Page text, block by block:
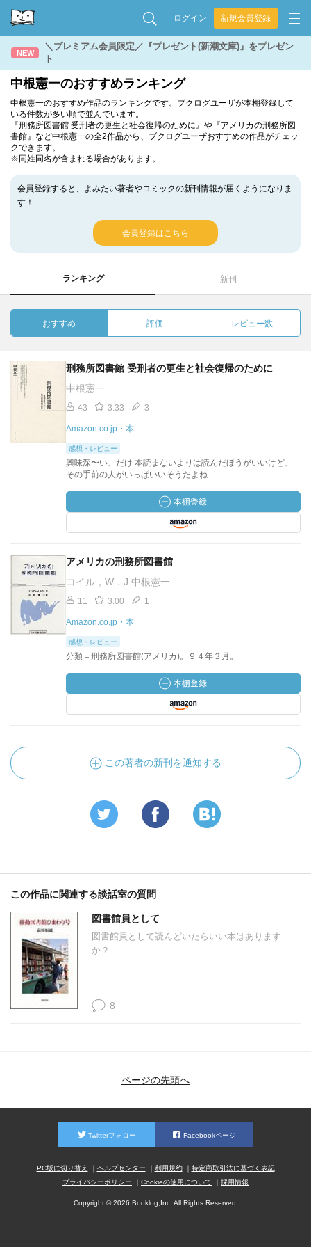
ログイン 新規会員登録
NEW
＼プレミアム会員限定／『プレゼント(新潮文庫)』をプレゼン
ト
中根憲一のおすすめランキング
中根憲一のおすすめ作品のランキングです。ブクログユーザが本棚登録して
いる件数が多い順で並んでいます。
『刑務所図書館 受刑者の更生と社会復帰のために』や『アメリカの刑務所図
書館』など中根憲一の全2作品から、ブクログユーザおすすめの作品がチェッ
クできます。
※同姓同名が含まれる場合があります。
会員登録すると、よみたい著者やコミックの新刊情報が届くようになりま
す！
会員登録はこちら
ランキング 新刊
おすすめ 評価 レビュー数
刑務所図書館 受刑者の更生と社会復帰のために
中根憲一
43 3.33 3
Amazon.co.jp・本
感想・レビュー
興味深〜い、だけ 本読まないよりは読んだほうがいいけど、
その手前の人がいっぱいいそうだよね
アメリカの刑務所図書館
コイル，W．J 中根憲一
11 3.00 1
Amazon.co.jp・本
感想・レビュー
分類＝刑務所図書館(アメリカ)。９４年３月。
この著者の新刊を通知する
この作品に関連する談話室の質問
図書館員として
図書館員として読んどいたらいい本はあります
か？...
8
ページの先頭へ
Twitterフォロー Facebookページ
PC版に切り替え ヘルプセンター 利用規約
特定商取引法に基づく表記
プライバシーポリシー
Cookieの使用について 採用情報
Copyright © 2026 Booklog,Inc. All Rights Reserved.